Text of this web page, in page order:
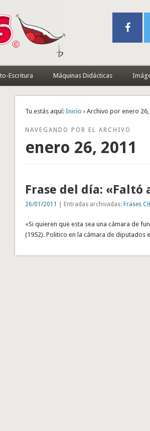
Escritura Máquinas Didácticas
Tu estás aquí: Inicio › Archivo por enero 26,
NAVEGANDO POR EL ARCHIVO
enero 26, 2011
Frase del día:
26/01/2011 | Entradas archivadas:Frases
«Si quieren que esta sea una cámara de
(1952). Politico en la cámara de diputados